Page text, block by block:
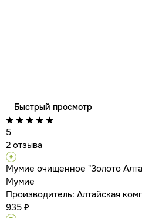
Быстрый просмотр
5
2 отзыва
Мумие очищенное "Золото
Мумие
Производитель: Алтайская
935 ₽